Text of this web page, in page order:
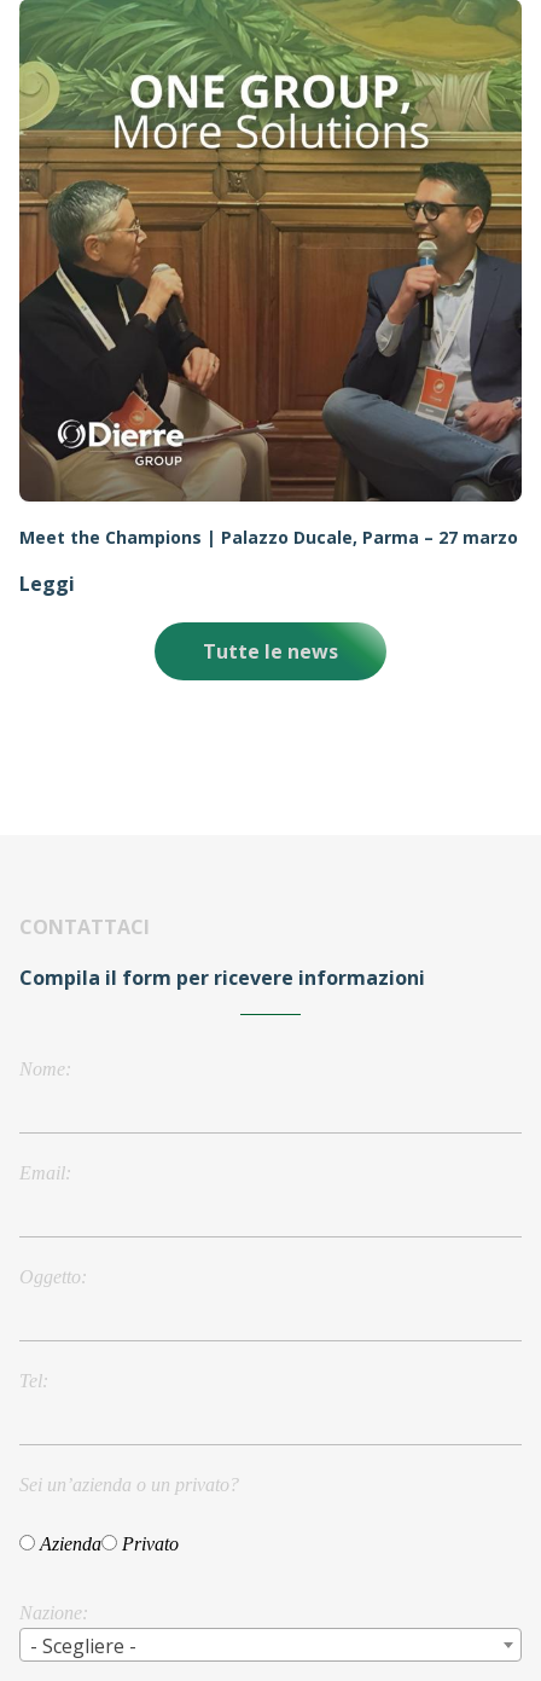
Meet the Champions | Palazzo Ducale, Parma – 27 marzo
Leggi
Tutte le news
CONTATTACI
Compila il form per ricevere informazioni
Nome
Email
Oggetto
Tel
Sei un’azienda o un privato?
Azienda Privato
Nazione
- Scegliere -